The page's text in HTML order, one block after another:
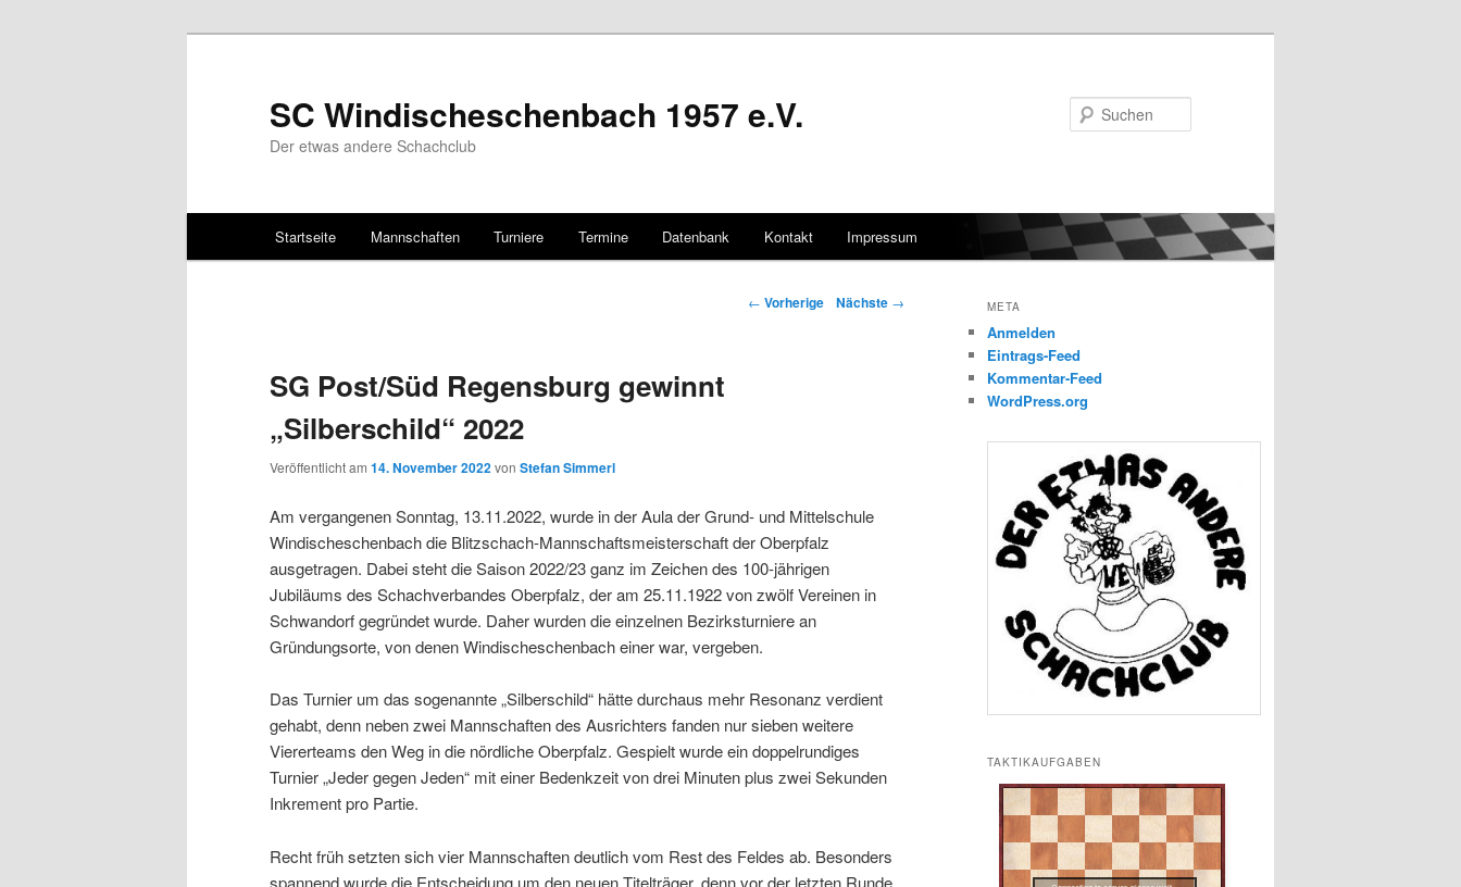
SC Windischeschenbach 1957 e.V.
Der etwas andere Schachclub
Zum Inhalt wechseln
Zum sekundären Inhalt wechseln
Startseite Mannschaften Turniere Termine Datenbank Kontakt Impressum
Artikelnavigation
← Vorherige Nächste →
SG Post/Süd Regensburg gewinnt
„Silberschild“ 2022
Veröffentlicht am 14. November 2022von Stefan Simmerl
Am vergangenen Sonntag, 13.11.2022, wurde in der Aula der Grund- und Mittelschule
Windischeschenbach die Blitzschach-Mannschaftsmeisterschaft der Oberpfalz
ausgetragen. Dabei steht die Saison 2022/23 ganz im Zeichen des 100-jährigen
Jubiläums des Schachverbandes Oberpfalz, der am 25.11.1922 von zwölf Vereinen in
Schwandorf gegründet wurde. Daher wurden die einzelnen Bezirksturniere an
Gründungsorte, von denen Windischeschenbach einer war, vergeben.
Das Turnier um das sogenannte „Silberschild“ hätte durchaus mehr Resonanz verdient
gehabt, denn neben zwei Mannschaften des Ausrichters fanden nur sieben weitere
Viererteams den Weg in die nördliche Oberpfalz. Gespielt wurde ein doppelrundiges
Turnier „Jeder gegen Jeden“ mit einer Bedenkzeit von drei Minuten plus zwei Sekunden
Inkrement pro Partie.
Recht früh setzten sich vier Mannschaften deutlich vom Rest des Feldes ab. Besonders
spannend wurde die Entscheidung um den neuen Titelträger, denn vor der letzten Runde
META
Anmelden
Eintrags-Feed
Kommentar-Feed
WordPress.org
TAKTIKAUFGABEN